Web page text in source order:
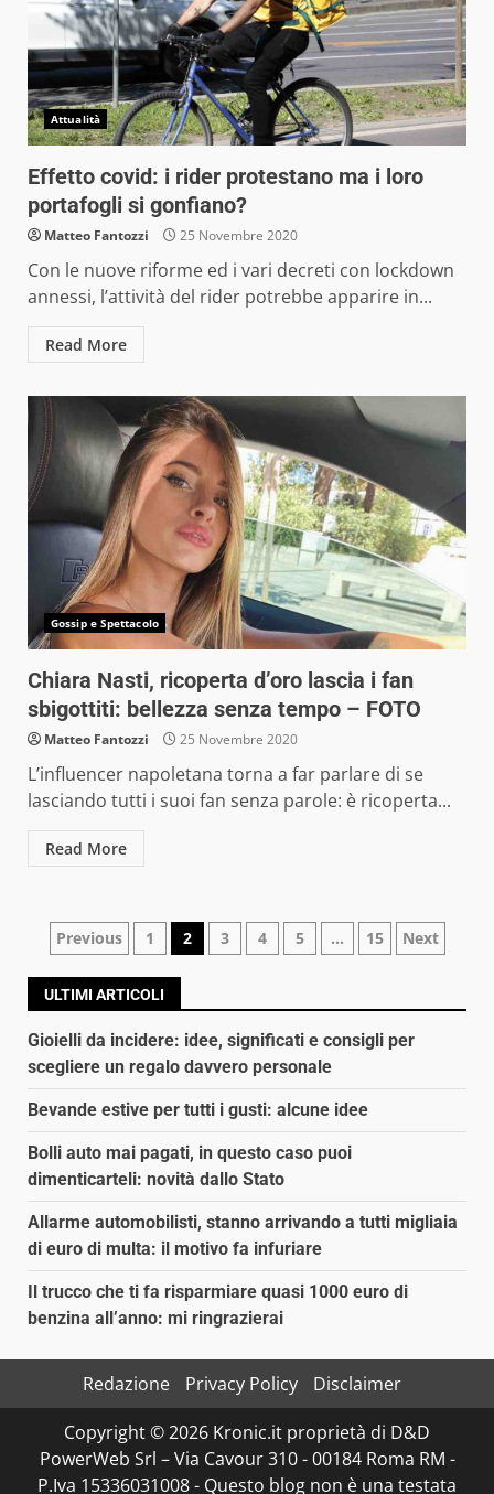
Attualità
Effetto covid: i rider protestano ma i loro
portafogli si gonfiano?
Matteo Fantozzi 25 Novembre 2020
Con le nuove riforme ed i vari decreti con lockdown
annessi, l’attività del rider potrebbe apparire in...
Read More
Gossip e Spettacolo
Chiara Nasti, ricoperta d’oro lascia i fan
sbigottiti: bellezza senza tempo – FOTO
Matteo Fantozzi 25 Novembre 2020
L’influencer napoletana torna a far parlare di se
lasciando tutti i suoi fan senza parole: è ricoperta...
Read More
Navigazione
articoli
Previous 1 2 3 4 5 … 15 Next
ULTIMI ARTICOLI
Gioielli da incidere: idee, significati e consigli per
scegliere un regalo davvero personale
Bevande estive per tutti i gusti: alcune idee
Bolli auto mai pagati, in questo caso puoi
dimenticarteli: novità dallo Stato
Allarme automobilisti, stanno arrivando a tutti migliaia
di euro di multa: il motivo fa infuriare
Il trucco che ti fa risparmiare quasi 1000 euro di
benzina all’anno: mi ringrazierai
Redazione Privacy Policy
Disclaimer
Copyright © 2026 Kronic.it proprietà di D&D
PowerWeb Srl – Via Cavour 310 - 00184 Roma RM -
P.Iva 15336031008 - Questo blog non è una testata